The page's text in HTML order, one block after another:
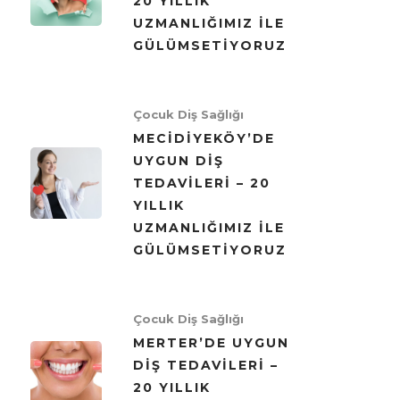
UZMANLIĞIMIZ ILE
GÜLÜMSETIYORUZ
Çocuk Diş Sağlığı
MECIDIYEKÖY’DE
UYGUN DIŞ
TEDAVILERI – 20
YILLIK
UZMANLIĞIMIZ ILE
GÜLÜMSETIYORUZ
Çocuk Diş Sağlığı
MERTER’DE UYGUN
DIŞ TEDAVILERI –
20 YILLIK